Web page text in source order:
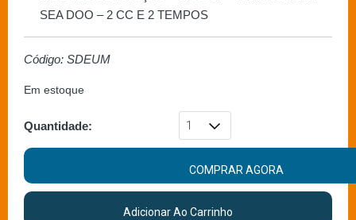
SEA DOO – 2 CC E 2 TEMPOS
Código: SDEUM
Em estoque
Quantidade:
COMPRAR AGORA
Adicionar Ao Carrinho